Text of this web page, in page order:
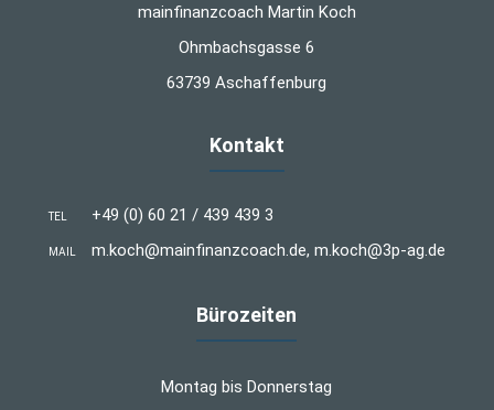
mainfinanzcoach Martin Koch
Ohmbachsgasse 6
63739 Aschaffenburg
Kontakt
TEL +49 (0) 60 21 / 439 439 3
MAIL m.koch@mainfinanzcoach.de, m.koch@3p-ag.de
Bürozeiten
Montag bis Donnerstag